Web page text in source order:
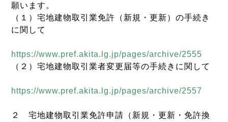
願います。
（１）宅地建物取引業免許（新規・更新）の手続き
に関して
https://www.pref.akita.lg.jp/pages/archive/2555
（２）宅地建物取引業者変更届等の手続きに関して
https://www.pref.akita.lg.jp/pages/archive/2557
２ 宅地建物取引業免許申請（新規・更新・免許換